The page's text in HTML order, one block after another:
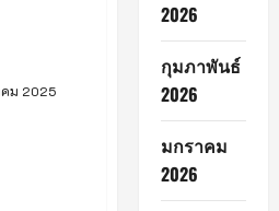
คม 2025
2026
กุมภาพันธ์
2026
มกราคม
2026